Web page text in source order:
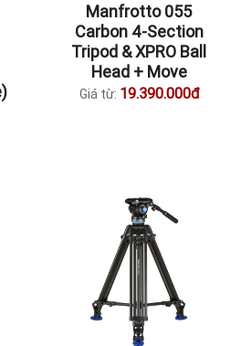
Manfrotto 055
Carbon 4-Section
Tripod & XPRO Ball
Head + Move
Giá từ: 19.390.000đ